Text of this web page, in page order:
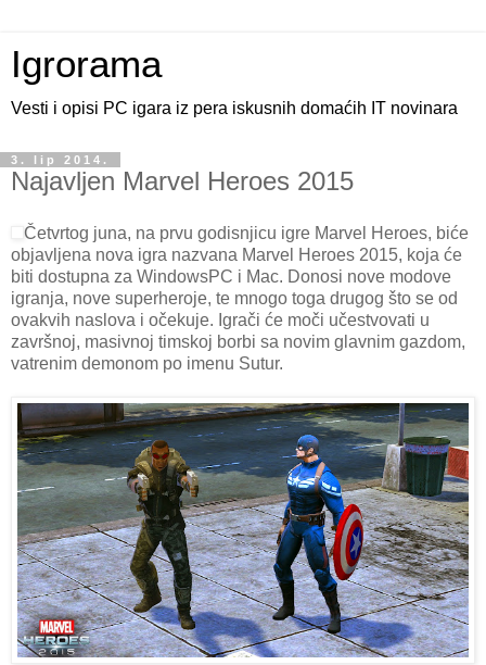
Igrorama
Vesti i opisi PC igara iz pera iskusnih domaćih IT novinara
3. lip 2014.
Najavljen Marvel Heroes 2015
Četvrtog juna, na prvu godisnjicu igre Marvel Heroes, biće
objavljena nova igra nazvana Marvel Heroes 2015, koja će
biti dostupna za WindowsPC i Mac. Donosi nove modove
igranja, nove superheroje, te mnogo toga drugog što se od
ovakvih naslova i očekuje. Igrači će moči učestvovati u
završnoj, masivnoj timskoj borbi sa novim glavnim gazdom,
vatrenim demonom po imenu Sutur.